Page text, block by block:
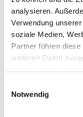
analysieren.
Verwendung
soziale Medien,
Partner führen
weiteren Daten
Notwendig